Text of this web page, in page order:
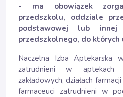
- ma obowiązek
przedszkolu, oddziale
podstawowej lub innej
przedszkolnego, do których
Naczelna Izba Aptekarska
zatrudnieni w aptekach
zakładowych, działach
farmaceuci zatrudnieni w